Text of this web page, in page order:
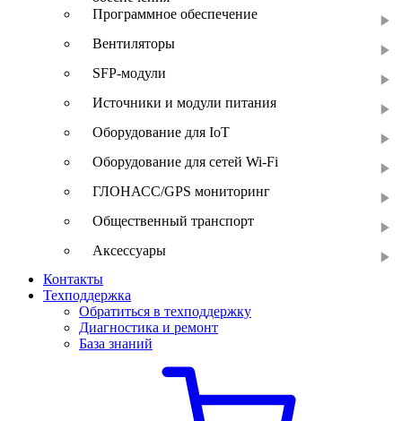
Программное обеспечение
Вентиляторы
SFP-модули
Источники и модули питания
Оборудование для IoT
Оборудование для сетей Wi-Fi
ГЛОНАСС/GPS мониторинг
Общественный транспорт
Аксессуары
Контакты
Техподдержка
Обратиться в техподдержку
Диагностика и ремонт
База знаний